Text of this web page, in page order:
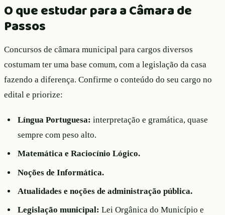
O que estudar para a Câmara de
Passos
Concursos de câmara municipal para cargos diversos
costumam ter uma base comum, com a legislação da casa
fazendo a diferença. Confirme o conteúdo do seu cargo no
edital e priorize:
Língua Portuguesa: interpretação e gramática, quase
sempre com peso alto.
Matemática e Raciocínio Lógico.
Noções de Informática.
Atualidades e noções de administração pública.
Legislação municipal: Lei Orgânica do Município e